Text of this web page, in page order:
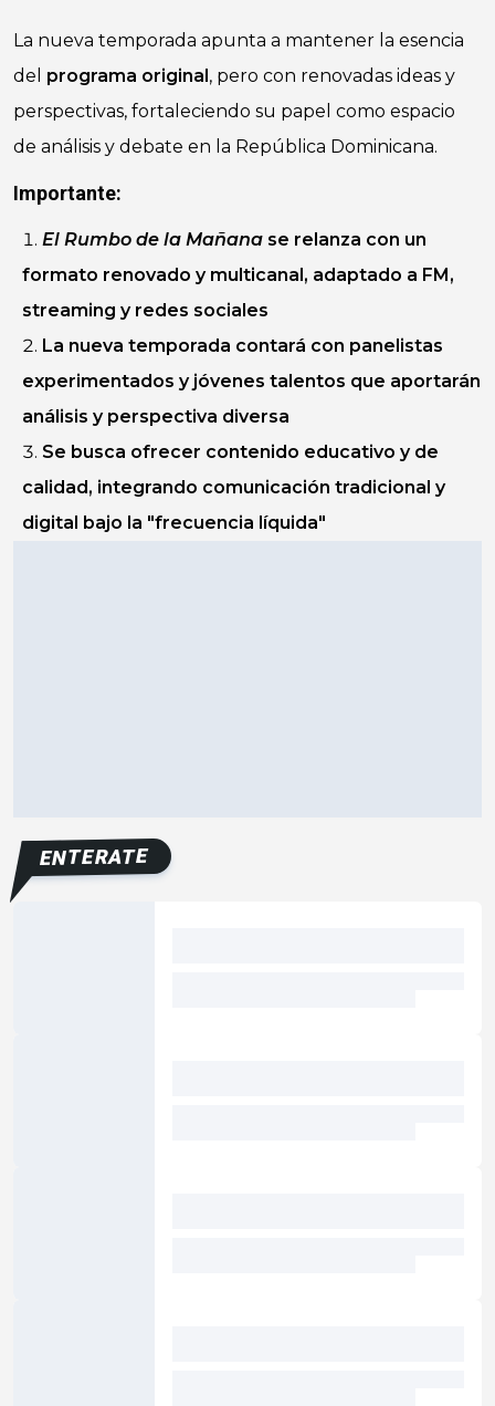
La nueva temporada apunta a mantener la esencia
del programa original, pero con renovadas ideas y
perspectivas, fortaleciendo su papel como espacio
de análisis y debate en la República Dominicana.
Importante:
El Rumbo de la Mañana se relanza con un
formato renovado y multicanal, adaptado a FM,
streaming y redes sociales
La nueva temporada contará con panelistas
experimentados y jóvenes talentos que aportarán
análisis y perspectiva diversa
Se busca ofrecer contenido educativo y de
calidad, integrando comunicación tradicional y
digital bajo la "frecuencia líquida"
ENTERATE